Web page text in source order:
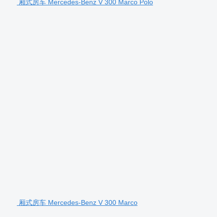
厢式房车 Mercedes-Benz V 300 Marco Polo
厢式房车 Mercedes-Benz V 300 Marco